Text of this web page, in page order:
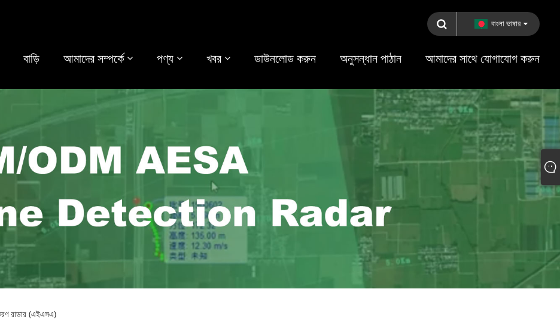
বাংলা ভাষার
বাড়ি আমাদের সম্পর্কে পণ্য খবর ডাউনলোড করুন অনুসন্ধান পাঠান আমাদের সাথে যোগাযোগ করুন
রাডার (এইএসএ)